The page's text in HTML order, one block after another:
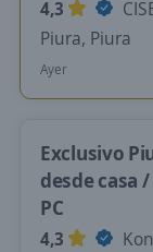
4,3
Piura, Piura
Ayer
Exclusivo
desde casa
PC
4,3